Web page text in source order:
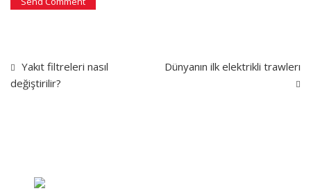
Yakıt filtreleri nasıl
değiştirilir?
Dünyanın ilk elektrikli trawlerı